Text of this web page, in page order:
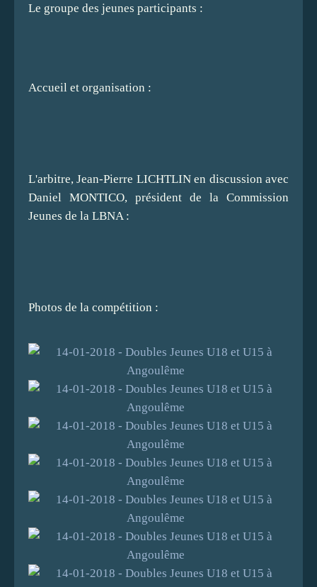
Le groupe des jeunes participants :
Accueil et organisation :
L'arbitre, Jean-Pierre LICHTLIN en discussion avec
Daniel MONTICO, président de la Commission
Jeunes de la LBNA :
Photos de la compétition :